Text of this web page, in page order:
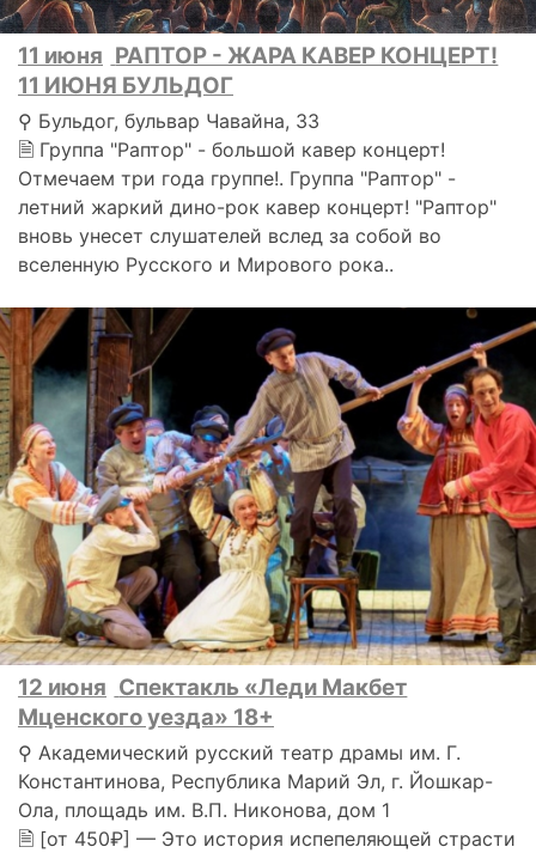
11 июня РАПТОР - ЖАРА КАВЕР КОНЦЕРТ!
11 ИЮНЯ БУЛЬДОГ
⚲ Бульдог, бульвар Чавайна, 33
🗎 Группа "Раптор" - большой кавер концерт!
Отмечаем три года группе!. Группа "Раптор" -
летний жаркий дино-рок кавер концерт! "Раптор"
вновь унесет слушателей вслед за собой во
вселенную Русского и Мирового рока..
12 июня Спектакль «Леди Макбет
Мценского уезда» 18+
⚲ Академический русский театр драмы им. Г.
Константинова, Республика Марий Эл, г. Йошкар-
Ола, площадь им. В.П. Никонова, дом 1
🗎 [от 450₽] — Это история испепеляющей страсти